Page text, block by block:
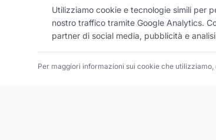
Utilizziamo cookie e tecnologie simili per
nostro traffico tramite Google Analytics.
partner di social media, pubblicità e
Per maggiori informazioni sui cookie che utilizziamo,